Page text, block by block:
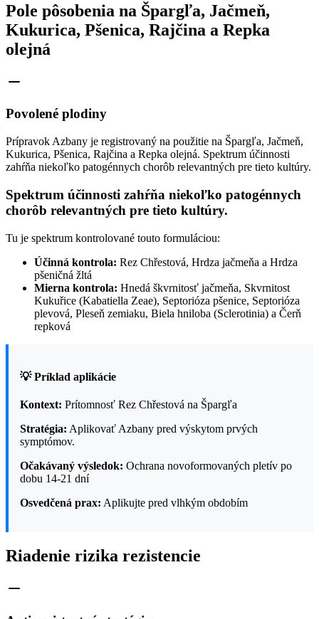
Pole pôsobenia na Špargľa, Jačmeň,
Kukurica, Pšenica, Rajčina a Repka
olejná
Povolené plodiny
Prípravok Azbany je registrovaný na použitie na Špargľa, Jačmeň,
Kukurica, Pšenica, Rajčina a Repka olejná. Spektrum účinnosti
zahŕňa niekoľko patogénnych chorôb relevantných pre tieto kultúry.
Spektrum účinnosti zahŕňa niekoľko patogénnych
chorôb relevantných pre tieto kultúry.
Tu je spektrum kontrolované touto formuláciou:
Účinná kontrola: Rez Chřestová, Hrdza jačmeňa a Hrdza
pšeničná žltá
Mierna kontrola: Hnedá škvrnitosť jačmeňa, Skvrnitost
Kukuřice (Kabatiella Zeae), Septorióza pšenice, Septorióza
plevová, Pleseň zemiaku, Biela hniloba (Sclerotinia) a Čerň
repková
💡 Príklad aplikácie
Kontext: Prítomnosť Rez Chřestová na Špargľa
Stratégia: Aplikovať Azbany pred výskytom prvých
symptómov.
Očakávaný výsledok: Ochrana novoformovaných pletív po
dobu 14-21 dní
Osvedčená prax: Aplikujte pred vlhkým obdobím
Riadenie rizika rezistencie